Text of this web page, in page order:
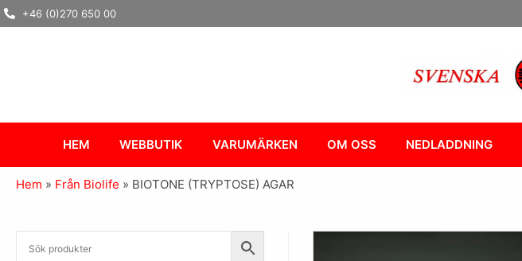
Hoppa
till
+46 (0)270 650 00
HEM WEBBUTIK VARUMÄRKEN OM OSS NEDLADDNING
Hem » Från Biolife » BIOTONE (TRYPTOSE) AGAR